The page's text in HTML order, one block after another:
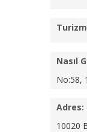
Nasıl
No:58,
Adres:
10020